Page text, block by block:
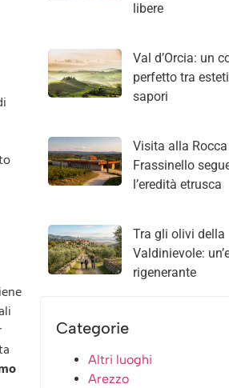
libere
Val d’Orcia: un
perfetto tra
sapori
Visita alla
Frassinello
l’eredità etrusca
Tra gli olivi della
Valdinievole:
rigenerante
Categorie
Altri luoghi
Arezzo